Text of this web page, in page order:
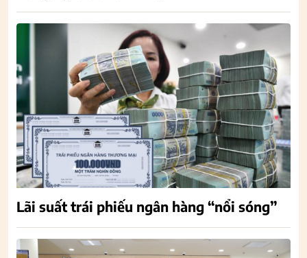
Lãi suất trái phiếu ngân hàng “nổi sóng”